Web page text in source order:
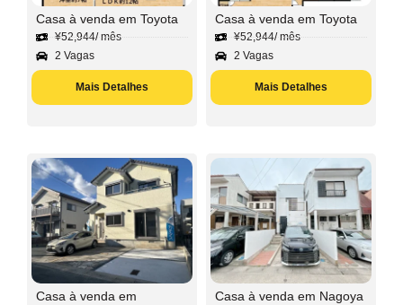
Casa à venda em Toyota
¥52,944/ mês
2 Vagas
Mais Detalhes
Casa à venda em Toyota
¥52,944/ mês
2 Vagas
Mais Detalhes
Casa à venda em
Casa à venda em Nagoya